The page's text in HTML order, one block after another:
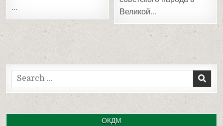
…
Великой…
Search
for:
ОКДМ